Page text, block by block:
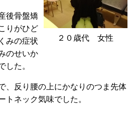
２０歳代 女性
後骨盤矯
りがひど
みの症状
のせいか
した。
、反り腰の上にかなりのつま先体
トネック気味でした。